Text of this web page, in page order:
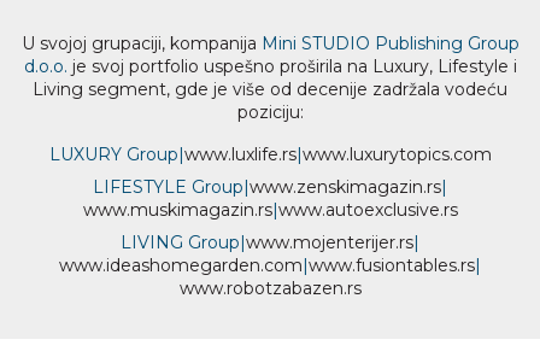
U svojoj grupaciji, kompanija Mini STUDIO Publishing Group
d.o.o. je svoj portfolio uspešno proširila na Luxury, Lifestyle i
Living segment, gde je više od decenije zadržala vodeću
poziciju:
LUXURY Group|www.luxlife.rs|www.luxurytopics.com
LIFESTYLE Group|www.zenskimagazin.rs|
www.muskimagazin.rs|www.autoexclusive.rs
LIVING Group|www.mojenterijer.rs|
www.ideashomegarden.com|www.fusiontables.rs|
www.robotzabazen.rs